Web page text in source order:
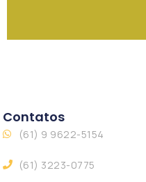
Contatos
(61) 9 9622-5154
(61) 3223-0775